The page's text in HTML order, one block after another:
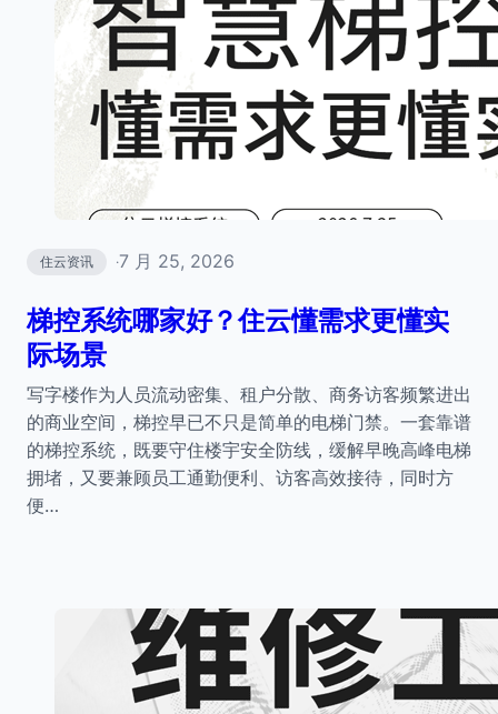
住云资讯 ·7 月 25, 2026
梯控系统哪家好？住云懂需求更懂实
际场景
写字楼作为人员流动密集、租户分散、商务访客频繁进出
的商业空间，梯控早已不只是简单的电梯门禁。一套靠谱
的梯控系统，既要守住楼宇安全防线，缓解早晚高峰电梯
拥堵，又要兼顾员工通勤便利、访客高效接待，同时方
便…